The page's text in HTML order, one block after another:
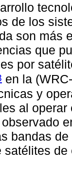
de los
son más
que
por
en la
y
al
bandas
satélites